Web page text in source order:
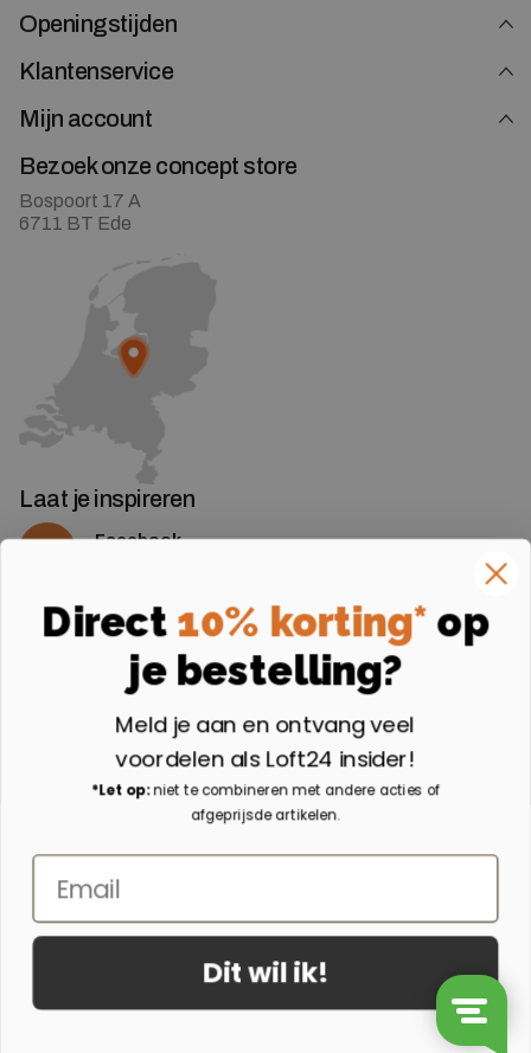
Openingstijden
Klantenservice
Mijn account
Bezoek onze concept store
Bospoort 17 A
6711 BT Ede
Laat je inspireren
Facebook
Instagram
Volg ons op Instagram
Aangesloten bij
Direct 10% korting* op
je bestelling?
Meld je aan en ontvang veel
voordelen als Loft24 insider!
*Let op:niet te combineren met andere acties of
afgeprijsde artikelen.
Email
Dit wil ik!